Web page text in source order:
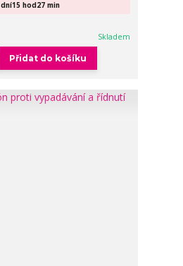
Skladem
dní15 hod 27 min
Přidat do košíku